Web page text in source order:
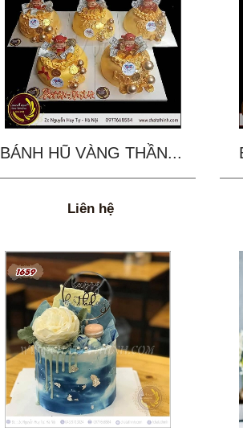
BÁNH HŨ VÀNG THẦN...
Liên hệ